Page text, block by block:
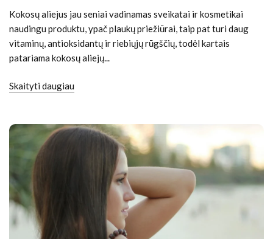
Kokosų aliejus jau seniai vadinamas sveikatai ir kosmetikai
naudingu produktu, ypač plaukų priežiūrai, taip pat turi daug
vitaminų, antioksidantų ir riebiųjų rūgščių, todėl kartais
patariama kokosų aliejų...
Skaityti daugiau